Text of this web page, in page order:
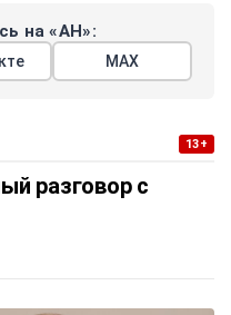
на «АН»:
МАХ
13+
разговор с